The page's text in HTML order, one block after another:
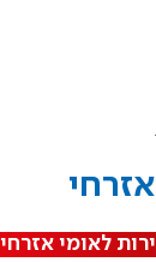
לאומי אזרחי